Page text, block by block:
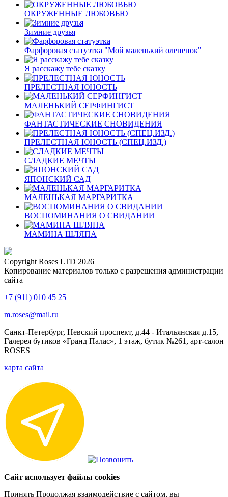
ОКРУЖЕННЫЕ ЛЮБОВЬЮ
Зимние друзья
Фарфоровая статуэтка "Мой маленький олененок"
Я расскажу тебе сказку
ПРЕЛЕСТНАЯ ЮНОСТЬ
МАЛЕНЬКИЙ СЕРФИНГИСТ
ФАНТАСТИЧЕСКИЕ СНОВИДЕНИЯ
ПРЕЛЕСТНАЯ ЮНОСТЬ (СПЕЦ.ИЗД.)
СЛАДКИЕ МЕЧТЫ
ЯПОНСКИЙ САД
МАЛЕНЬКАЯ МАРГАРИТКА
ВОСПОМИНАНИЯ О СВИДАНИИ
МАМИНА ШЛЯПА
Copyright Roses LTD 2026
Копирование материалов только с разрешения администрации
сайта
+7 (911) 010 45 25
m.roses@mail.ru
Санкт-Петербург, Невский проспект, д.44 - Итальянская д.15,
Галерея бутиков «Гранд Палас», 1 этаж, бутик №261, арт-салон
ROSES
карта сайта
Сайт использует файлы cookies
Принять Продолжая взаимодействие с сайтом, вы